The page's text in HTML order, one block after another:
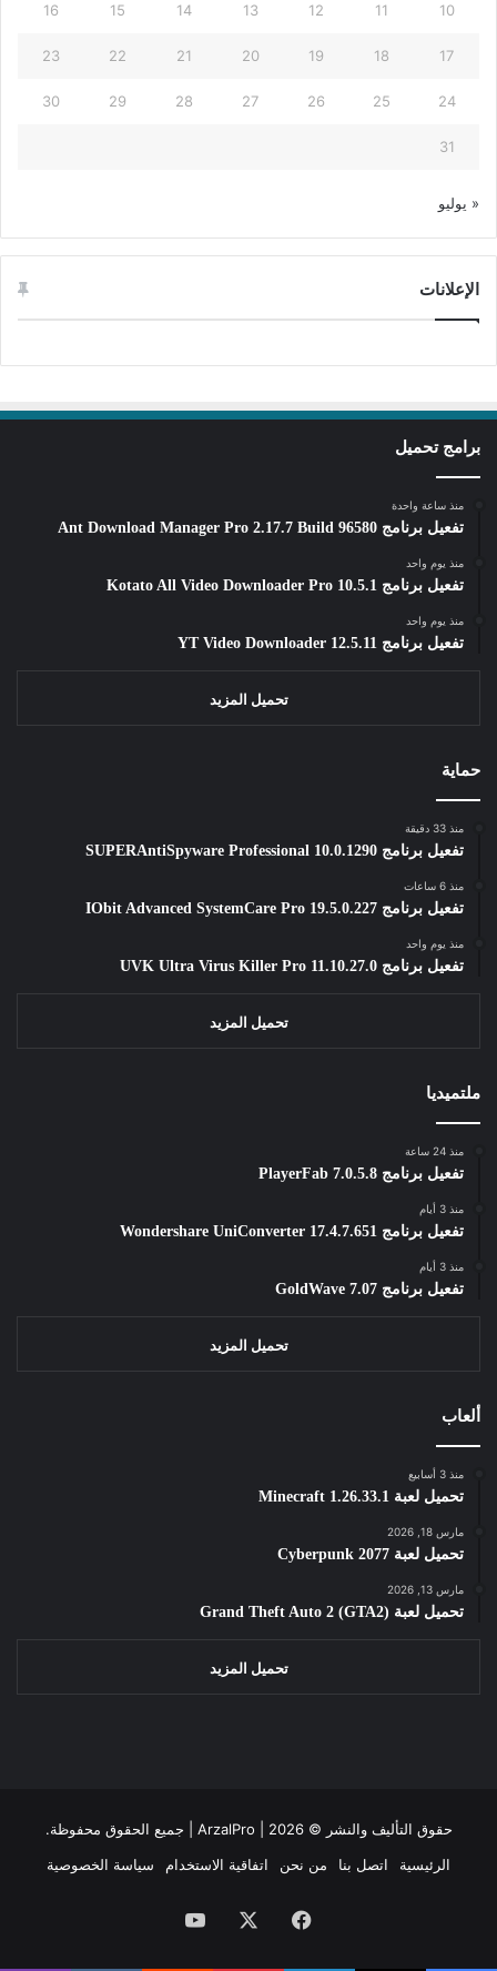
10
11
12
13
14
15
16
17
18
19
20
21
22
23
24
25
26
27
28
29
30
31
« يوليو
الإعلانات
برامج تحميل
منذ ساعة واحدة
تفعيل برنامج Ant Download Manager Pro 2.17.7 Build 96580
منذ يوم واحد
تفعيل برنامج Kotato All Video Downloader Pro 10.5.1
منذ يوم واحد
تفعيل برنامج YT Video Downloader 12.5.11
تحميل المزيد
حماية
منذ 33 دقيقة
تفعيل برنامج SUPERAntiSpyware Professional 10.0.1290
منذ 6 ساعات
تفعيل برنامج IObit Advanced SystemCare Pro 19.5.0.227
منذ يوم واحد
تفعيل برنامج UVK Ultra Virus Killer Pro 11.10.27.0
تحميل المزيد
ملتميديا
منذ 24 ساعة
تفعيل برنامج PlayerFab 7.0.5.8
منذ 3 أيام
تفعيل برنامج Wondershare UniConverter 17.4.7.651
منذ 3 أيام
تفعيل برنامج GoldWave 7.07
تحميل المزيد
ألعاب
منذ 3 أسابيع
تحميل لعبة Minecraft 1.26.33.1
مارس 18, 2026
تحميل لعبة Cyberpunk 2077
مارس 13, 2026
تحميل لعبة Grand Theft Auto 2 (GTA2)
تحميل المزيد
حقوق التأليف والنشر © ArzalPro | 2026 | جميع الحقوق محفوظة.
الرئيسية
اتصل بنا من نحن اتفاقية الاستخدام سياسة الخصوصية
فيسبوك ‫YouTube